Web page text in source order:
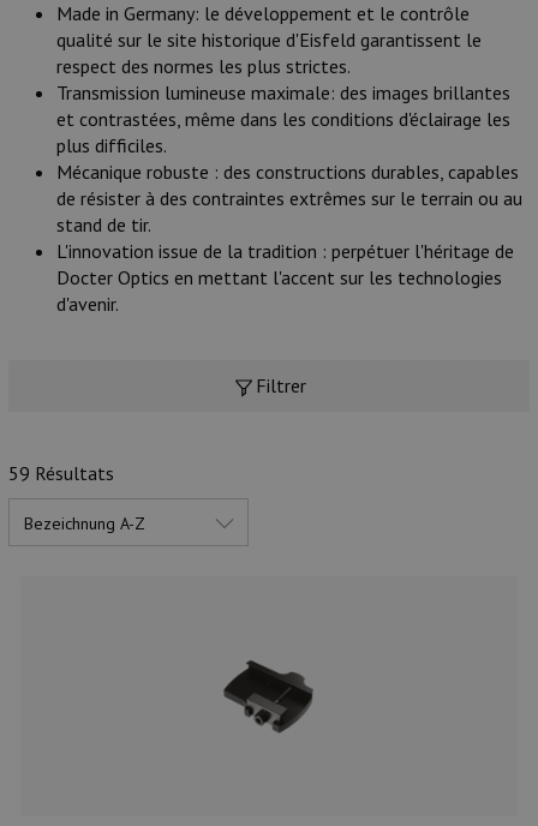
Made in Germany: le développement et le contrôle
qualité sur le site historique d'Eisfeld garantissent le
respect des normes les plus strictes.
Transmission lumineuse maximale: des images brillantes
et contrastées, même dans les conditions d'éclairage les
plus difficiles.
Mécanique robuste : des constructions durables, capables
de résister à des contraintes extrêmes sur le terrain ou au
stand de tir.
L'innovation issue de la tradition : perpétuer l'héritage de
Docter Optics en mettant l'accent sur les technologies
d'avenir.
Filtrer
59 Résultats